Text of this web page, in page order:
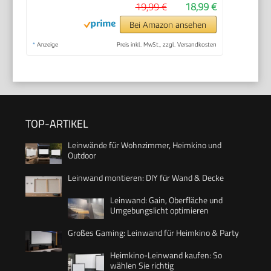
18,99 €
19,99 €
Bei Amazon ansehen
* Anzeige Preis inkl. MwSt., zzgl. Versandkosten
TOP-ARTIKEL
Leinwände für Wohnzimmer, Heimkino und
Outdoor
Leinwand montieren: DIY für Wand & Decke
Leinwand: Gain, Oberfläche und
Umgebungslicht optimieren
Großes Gaming: Leinwand für Heimkino & Party
Heimkino-Leinwand kaufen: So
wählen Sie richtig